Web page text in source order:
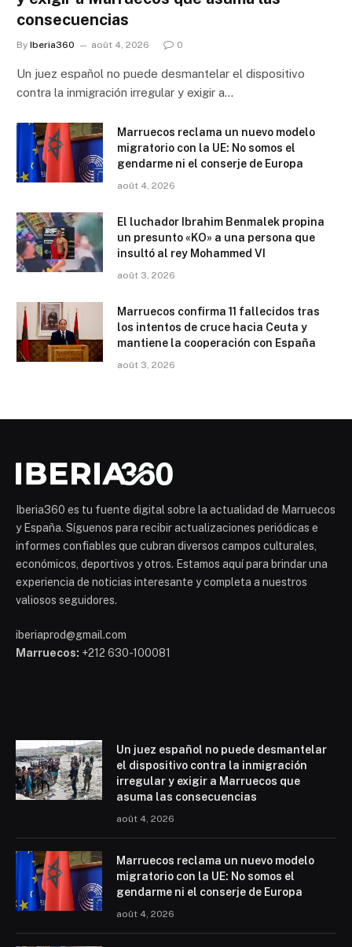
consecuencias
By Iberia360 août 4, 2026 0
Un juez español no puede desmantelar el dispositivo
contra la inmigración irregular y exigir a…
Marruecos reclama un nuevo modelo
migratorio con la UE: No somos el
gendarme ni el conserje de Europa
août 4, 2026
El luchador Ibrahim Benmalek propina
un presunto «KO» a una persona que
insultó al rey Mohammed VI
août 3, 2026
Marruecos confirma 11 fallecidos tras
los intentos de cruce hacia Ceuta y
mantiene la cooperación con España
août 3, 2026
Iberia360 es tu fuente digital sobre la actualidad de Marruecos
y España. Síguenos para recibir actualizaciones periódicas e
informes confiables que cubran diversos campos culturales,
económicos, deportivos y otros. Estamos aquí para brindar una
experiencia de noticias interesante y completa a nuestros
valiosos seguidores.
iberiaprod@gmail.com
Marruecos: +212 630-100081
Un juez español no puede desmantelar
el dispositivo contra la inmigración
irregular y exigir a Marruecos que
asuma las consecuencias
août 4, 2026
Marruecos reclama un nuevo modelo
migratorio con la UE: No somos el
gendarme ni el conserje de Europa
août 4, 2026